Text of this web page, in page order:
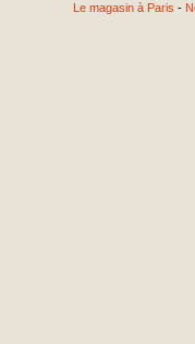
Le magasin à Paris -